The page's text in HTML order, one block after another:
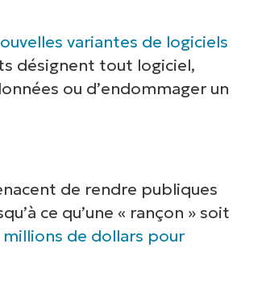
variantes de logiciels
désignent tout logiciel,
ou d’endommager un
de rendre publiques
ce qu’une « rançon » soit
millions de dollars pour
en action
NinjaOne simplifie les tâches
que la gestion des terminaux, les
la gestion des tickets et bien plus